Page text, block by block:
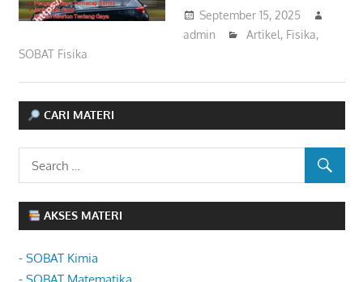
September 15, 2025
admin
Artikel, Fisika,
SOBAT Fisika
CARI MATERI
AKSES MATERI
- SOBAT Kimia